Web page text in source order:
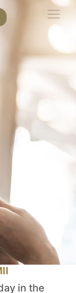
in the